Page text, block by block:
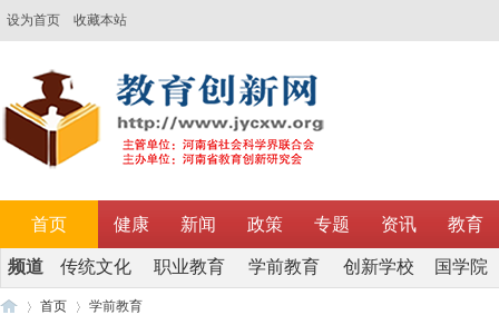
设为首页 收藏本站
首页 健康 新闻 政策 专题 资讯 教育
调研
频道 传统文化 职业教育 学前教育 创新学校 国学院
首页 学前教育